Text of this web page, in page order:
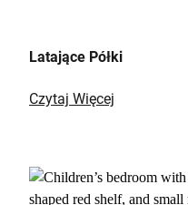
Latające Półki
Czytaj Więcej